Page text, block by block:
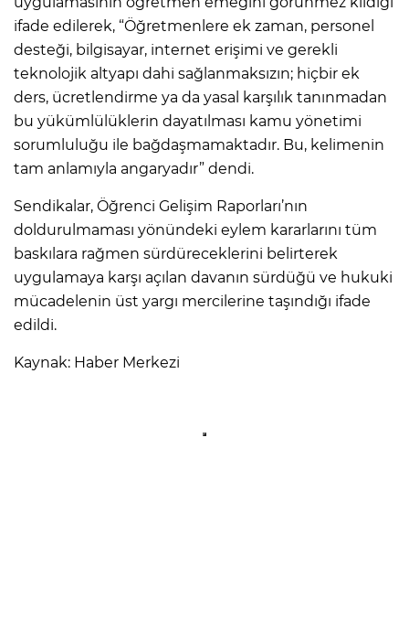
ifade edilerek, “Öğretmenlere ek zaman, personel
desteği, bilgisayar, internet erişimi ve gerekli
teknolojik altyapı dahi sağlanmaksızın; hiçbir ek
ders, ücretlendirme ya da yasal karşılık tanınmadan
bu yükümlülüklerin dayatılması kamu yönetimi
sorumluluğu ile bağdaşmamaktadır. Bu, kelimenin
tam anlamıyla angaryadır” dendi.
Sendikalar, Öğrenci Gelişim Raporları’nın
doldurulmaması yönündeki eylem kararlarını tüm
baskılara rağmen sürdüreceklerini belirterek
uygulamaya karşı açılan davanın sürdüğü ve hukuki
mücadelenin üst yargı mercilerine taşındığı ifade
edildi.
Kaynak: Haber Merkezi